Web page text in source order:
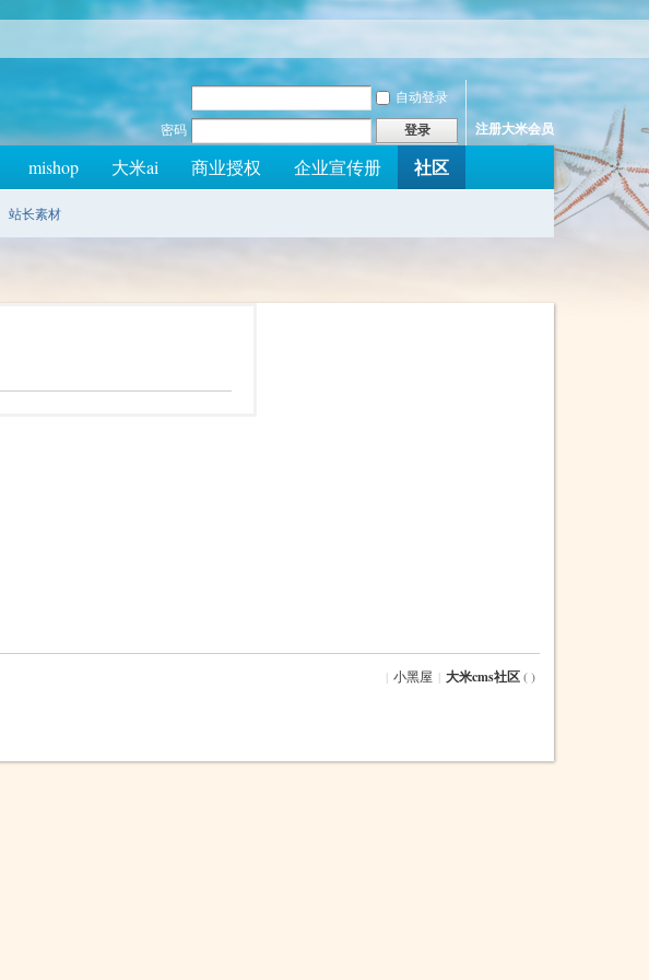
自动登录
密码
登录 注册大米会员
mishop 大米ai 商业授权 企业宣传册 社区
站长素材
| 小黑屋 | 大米cms社区( )